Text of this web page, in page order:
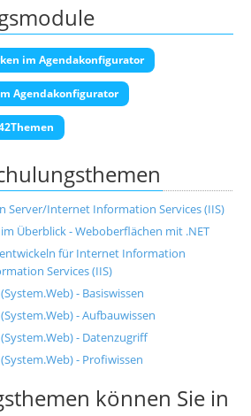
im Agendakonfigurator
Agendakonfigurator
Server/Internet Information Services (IIS)
Überblick - Weboberflächen mit .NET
für Internet Information
Services (IIS)
- Basiswissen
- Aufbauwissen
- Datenzugriff
- Profiwissen
können Sie in